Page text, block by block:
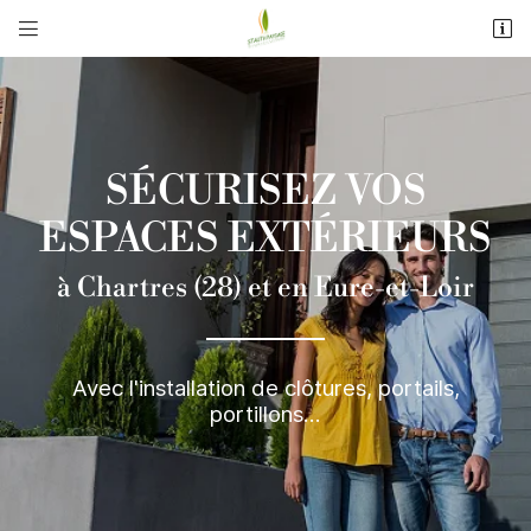
 
28190 ST GEORGES SUR EURE
02 37 26 74 91
Adresse email de réception
 Recopier le code ci-contre
Rafraîchir le captcha
SÉCURISEZ VOS
ESPACES EXTÉRIEURS
à Chartres (28) et en Eure-et-Loir
Avec l'installation de clôtures, portails,
portillons...